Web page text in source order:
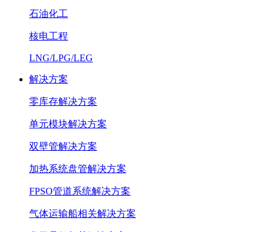
石油化工
核电工程
LNG/LPG/LEG
解决方案
零库存解决方案
单元模块解决方案
双壁管解决方案
加热系统盘管解决方案
FPSO管道系统解决方案
气体运输船相关解决方案